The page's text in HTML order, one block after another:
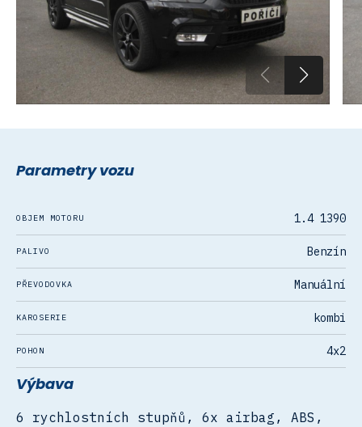
Parametry vozu
OBJEM MOTORU 1.4 1390
PALIVO Benzín
PŘEVODOVKA Manuální
KAROSERIE kombi
POHON 4x2
Výbava
6 rychlostních stupňů, 6x airbag, ABS,